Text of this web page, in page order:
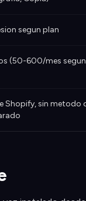
segun plan
(50-600/mes segun
Shopify, sin metodo